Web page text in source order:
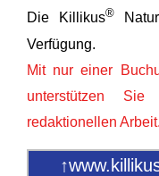
Die Killikus®
Verfügung.
Mit nur einer
unterstützen
redaktionellen Arbeit.